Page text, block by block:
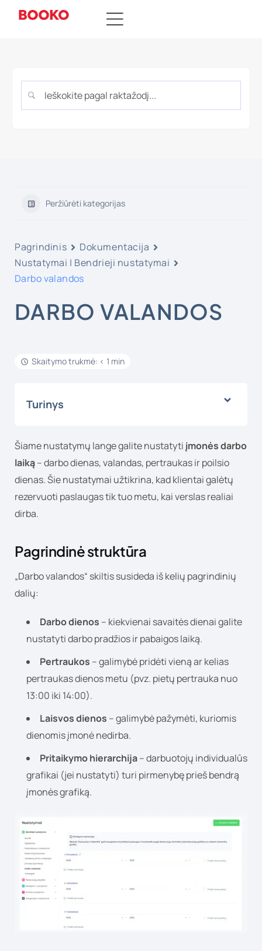
Peržiūrėti kategorijas
Pagrindinis
Dokumentacija
Nustatymai | Bendrieji nustatymai
Darbo valandos
DARBO VALANDOS
Skaitymo trukmė: < 1 min
Turinys
Šiame nustatymų lange galite nustatyti įmonės darbo
laiką– darbo dienas, valandas, pertraukas ir poilsio
dienas. Šie nustatymai užtikrina, kad klientai galėtų
rezervuoti paslaugas tik tuo metu, kai verslas realiai
dirba.
Pagrindinė struktūra
„Darbo valandos“ skiltis susideda iš kelių pagrindinių
dalių:
Darbo dienos – kiekvienai savaitės dienai galite
nustatyti darbo pradžios ir pabaigos laiką.
Pertraukos – galimybė pridėti vieną ar kelias
pertraukas dienos metu (pvz. pietų pertrauka nuo
13:00 iki 14:00).
Laisvos dienos – galimybė pažymėti, kuriomis
dienomis įmonė nedirba.
Pritaikymo hierarchija– darbuotojų individualūs
grafikai (jei nustatyti) turi pirmenybę prieš bendrą
įmonės grafiką.